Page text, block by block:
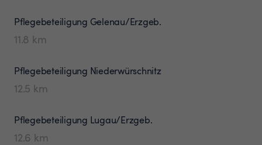
Pflegebeteiligung Gelenau/Erzgeb.
11.8 km
Pflegebeteiligung Niederwürschnitz
12.5 km
Pflegebeteiligung Lugau/Erzgeb.
12.6 km